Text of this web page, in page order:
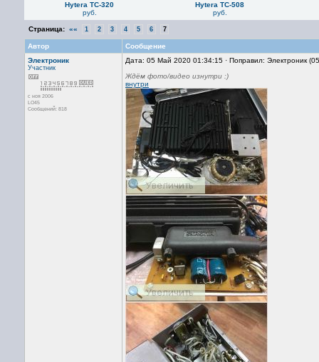
Hytera TC-320
руб.
Hytera TC-508
руб.
Страница: «« 1 2 3 4 5 6 7
Автор
Сообщение
Электроник
Участник
с ноя 2006
LO45
Сообщений: 818
Дата: 05 Май 2020 01:34:15 · Поправил: Электроник
Ждём фото/видео изнутри :)
внутри